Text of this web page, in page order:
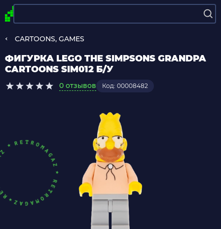
CARTOONS, GAMES
ФИГУРКА LEGO THE SIMPSONS GRANDPA
CARTOONS SIM012 Б/У
0 отзывов Код: 00008482